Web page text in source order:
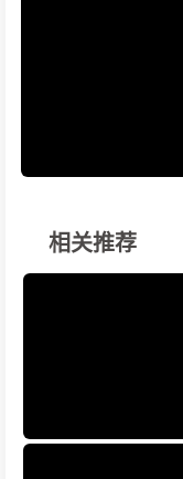
文章链接:
版权声明: